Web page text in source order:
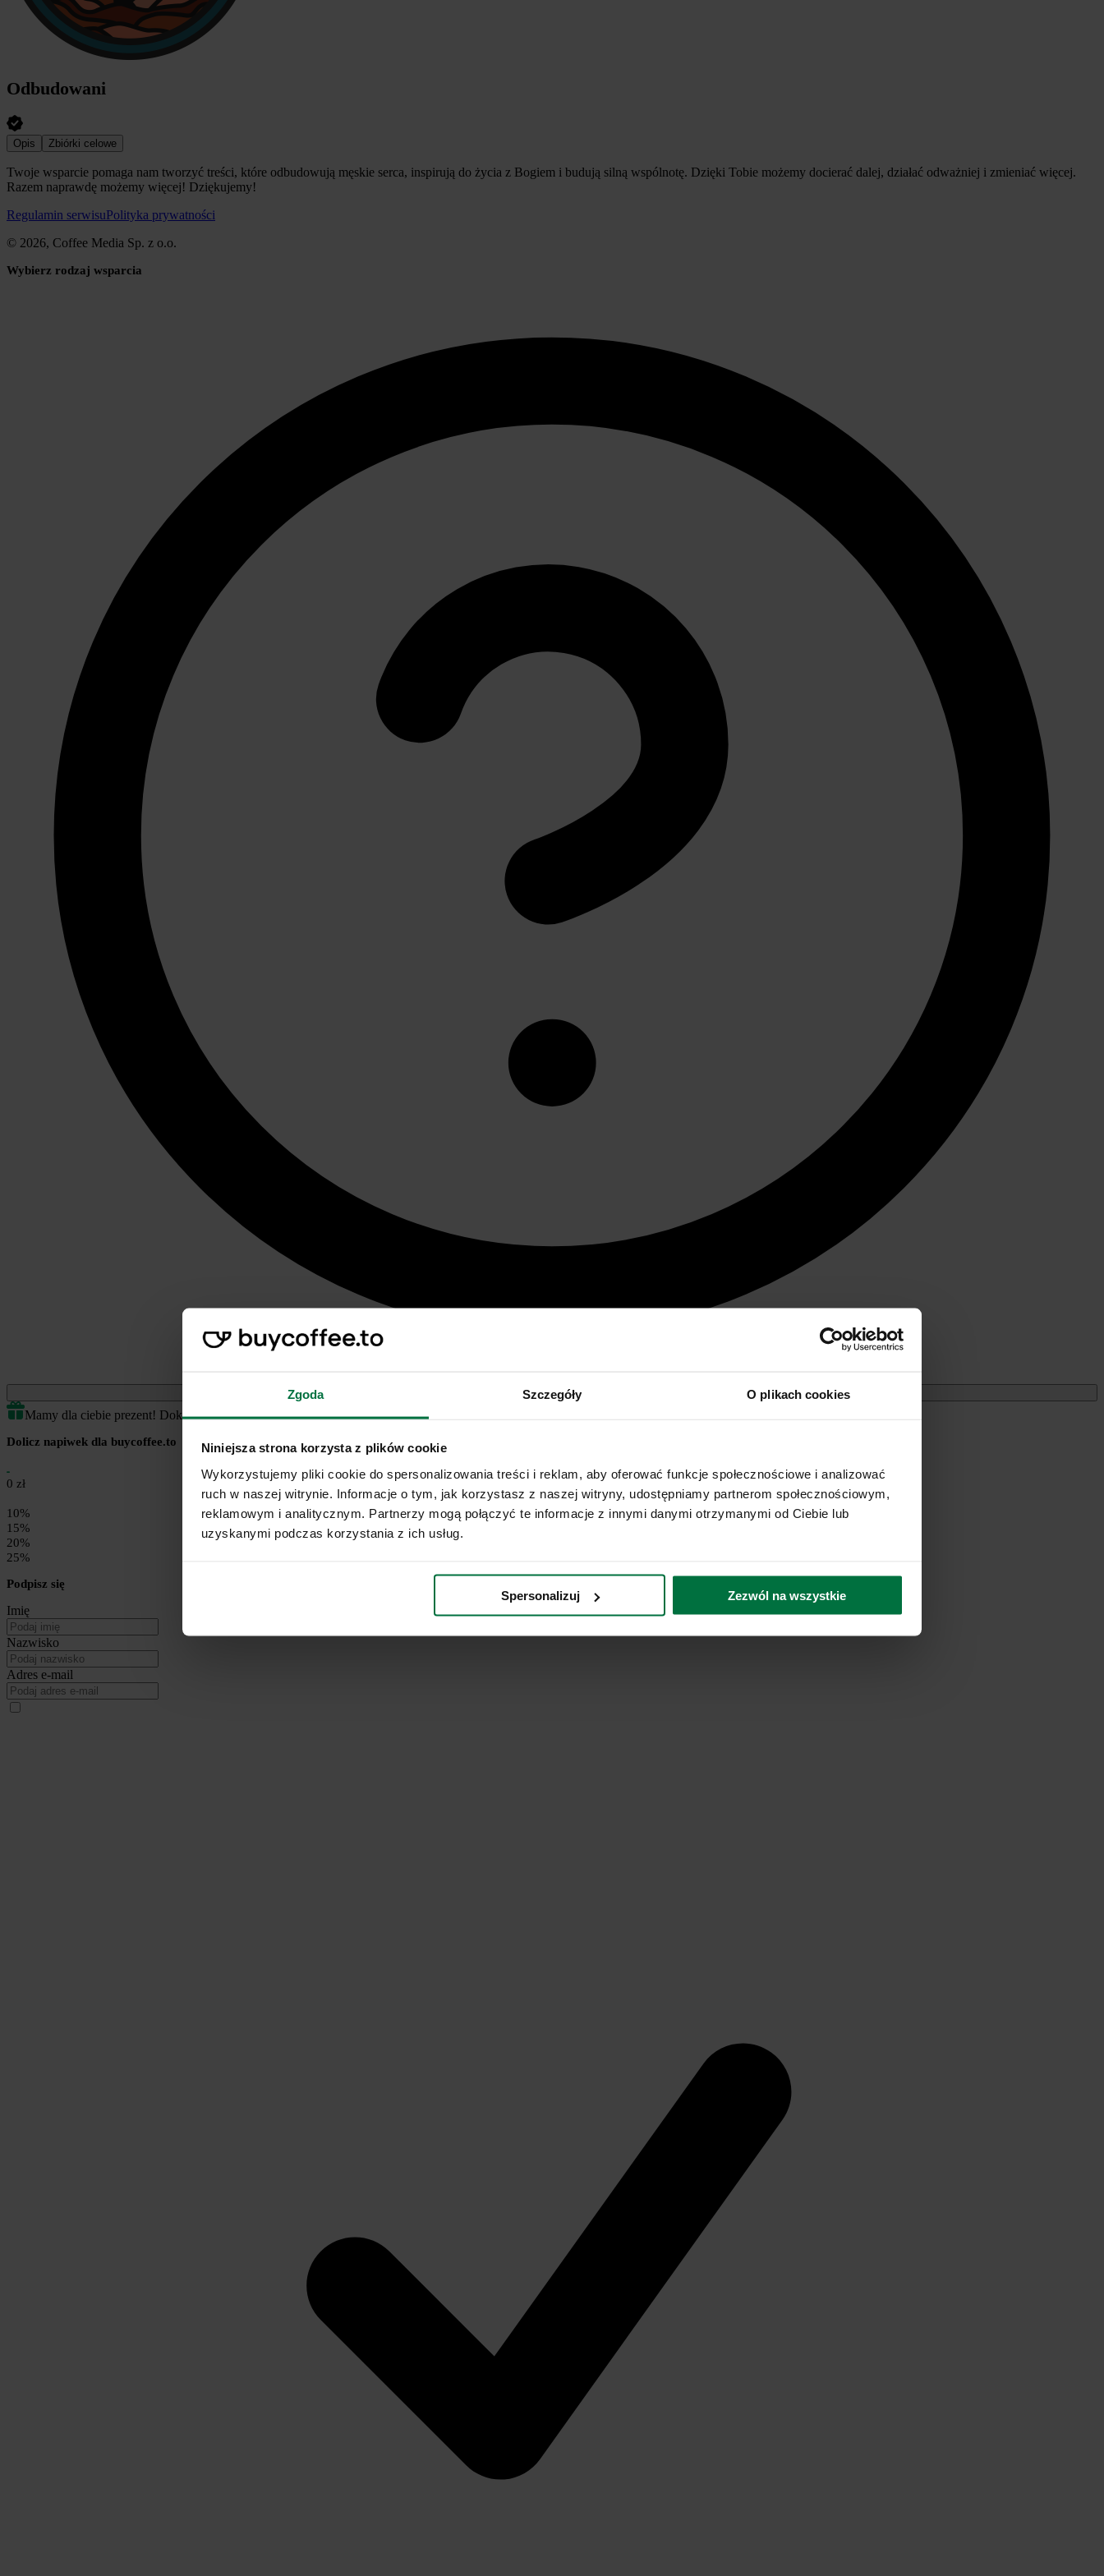
Zgoda Szczegóły O plikach cookies
Niniejsza strona korzysta z plików cookie
Wykorzystujemy pliki cookie do spersonalizowania treści i reklam, aby oferować funkcje społecznościowe i analizować
ruch w naszej witrynie. Informacje o tym, jak korzystasz z naszej witryny, udostępniamy partnerom społecznościowym,
reklamowym i analitycznym. Partnerzy mogą połączyć te informacje z innymi danymi otrzymanymi od Ciebie lub
uzyskanymi podczas korzystania z ich usług.
Spersonalizuj Zezwól na wszystkie
Odbudowani
Opis Zbiórki celowe
Twoje wsparcie pomaga nam tworzyć treści, które odbudowują męskie serca, inspirują do życia z Bogiem i budują silną wspólnotę. Dzięki Tobie możemy docierać dalej, działać odważniej i zmieniać więcej.
Razem naprawdę możemy więcej! Dziękujemy!
Regulamin serwisuPolityka prywatności
© 2026, Coffee Media Sp. z o.o.
Wybierz rodzaj wsparcia
Jednorazowe Miesięczne
Mamy dla ciebie prezent! Dokończ transakcję by odblokować.
Dolicz napiwek dla buycoffee.to
0 zł
10%
15%
20%
25%
Podpisz się
Imię
Nazwisko
Adres e-mail